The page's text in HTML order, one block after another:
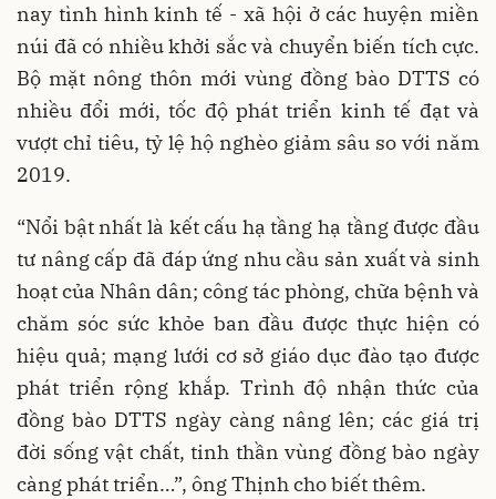
nay tình hình kinh tế - xã hội ở các huyện miền
núi đã có nhiều khởi sắc và chuyển biến tích cực.
Bộ mặt nông thôn mới vùng đồng bào DTTS có
nhiều đổi mới, tốc độ phát triển kinh tế đạt và
vượt chỉ tiêu, tỷ lệ hộ nghèo giảm sâu so với năm
2019.
“Nổi bật nhất là kết cấu hạ tầng hạ tầng được đầu
tư nâng cấp đã đáp ứng nhu cầu sản xuất và sinh
hoạt của Nhân dân; công tác phòng, chữa bệnh và
chăm sóc sức khỏe ban đầu được thực hiện có
hiệu quả; mạng lưới cơ sở giáo dục đào tạo được
phát triển rộng khắp. Trình độ nhận thức của
đồng bào DTTS ngày càng nâng lên; các giá trị
đời sống vật chất, tinh thần vùng đồng bào ngày
càng phát triển…”, ông Thịnh cho biết thêm.